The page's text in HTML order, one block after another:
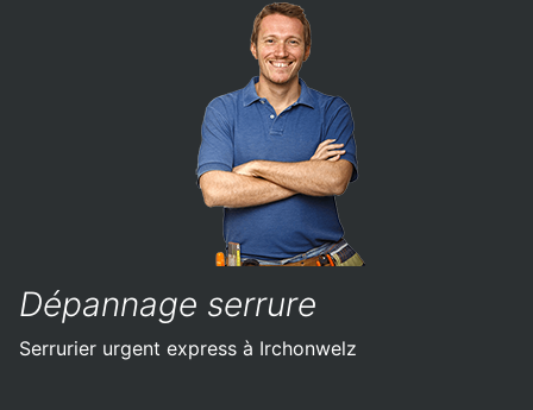
Dépannage serrure
Serrurier urgent express à Irchonwelz